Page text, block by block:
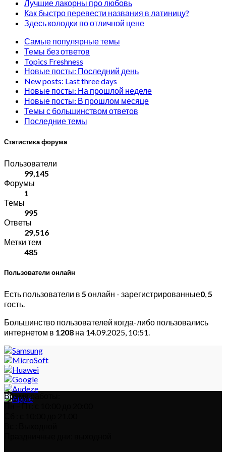
Лучшие лакорны про любовь
Как быстро перевести названия в латиницу?
Здесь колодки по отличной цене
Самые популярные темы
Темы без ответов
Topics Freshness
Новые посты: Последний день
New posts: Last three days
Новые посты: На прошлой неделе
Новые посты: В прошлом месяце
Темы с большинством ответов
Последние темы
Статистика форума
Пользователи
99,145
Форумы
1
Темы
995
Ответы
29,516
Метки тем
485
Пользователи онлайн
Есть пользователи в 5 онлайн - зарегистрированные0,5
гость.
Большинство пользователей когда-либо пользовались
интернетом в 1208 на 14.09.2025, 10:51.
Время работы:
Пн – Пт: с 10:00 до 20:00